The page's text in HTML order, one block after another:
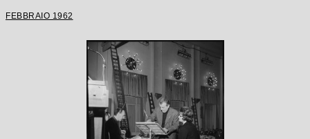
FEBBRAIO 1962